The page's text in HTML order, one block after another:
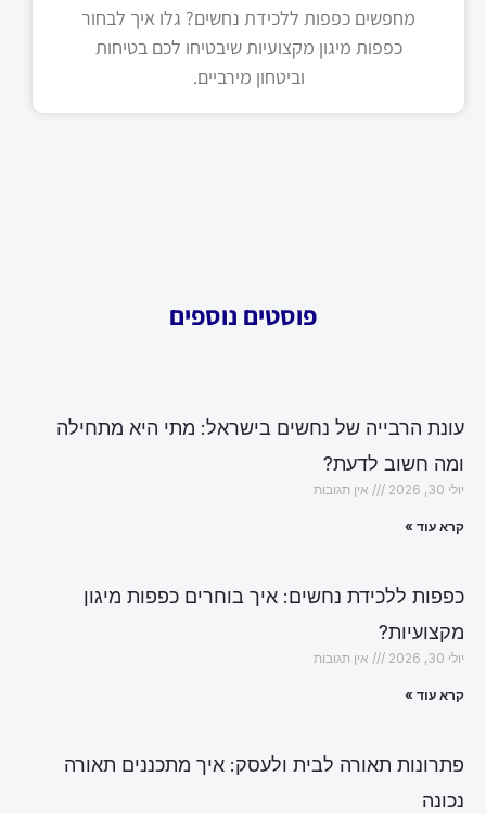
מחפשים כפפות ללכידת נחשים? גלו איך לבחור
כפפות מיגון מקצועיות שיבטיחו לכם בטיחות
וביטחון מירביים.
פוסטים נוספים
עונת הרבייה של נחשים בישראל: מתי היא מתחילה
ומה חשוב לדעת?
יולי 30, 2026 אין תגובות
קרא עוד »
כפפות ללכידת נחשים: איך בוחרים כפפות מיגון
מקצועיות?
יולי 30, 2026 אין תגובות
קרא עוד »
פתרונות תאורה לבית ולעסק: איך מתכננים תאורה
נכונה